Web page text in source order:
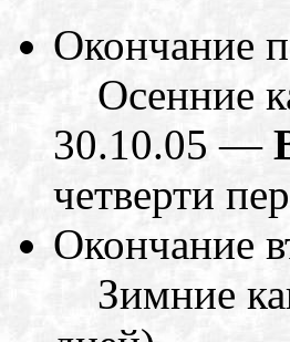
Окончание
Осенние
30.10.05 —
четверти
Окончание
Зимние